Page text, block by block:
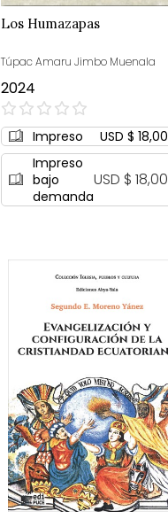
Los Humazapas
Túpac Amaru Jimbo Muenala
2024
0%
Impreso
USD $ 18,00
Impreso
bajo
demanda
USD $ 18,00